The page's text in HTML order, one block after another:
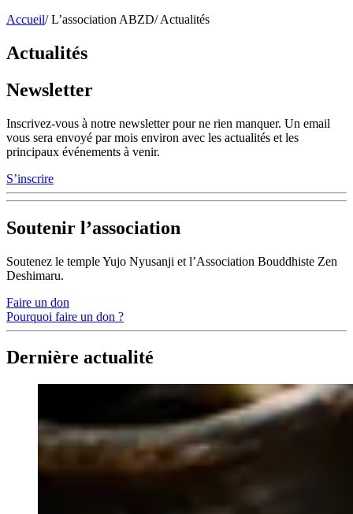
Accueil/ L’association ABZD/ Actualités
Actualités
Newsletter
Inscrivez-vous à notre newsletter pour ne rien manquer. Un email
vous sera envoyé par mois environ avec les actualités et les
principaux événements à venir.
S’inscrire
Soutenir l’association
Soutenez le temple Yujo Nyusanji et l’Association Bouddhiste Zen
Deshimaru.
Faire un don
Pourquoi faire un don ?
Dernière actualité